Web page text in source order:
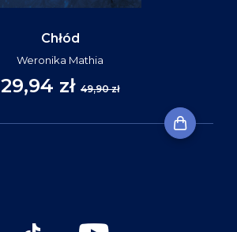
Chłód
Weronika Mathia
29,94 zł 49,90 zł